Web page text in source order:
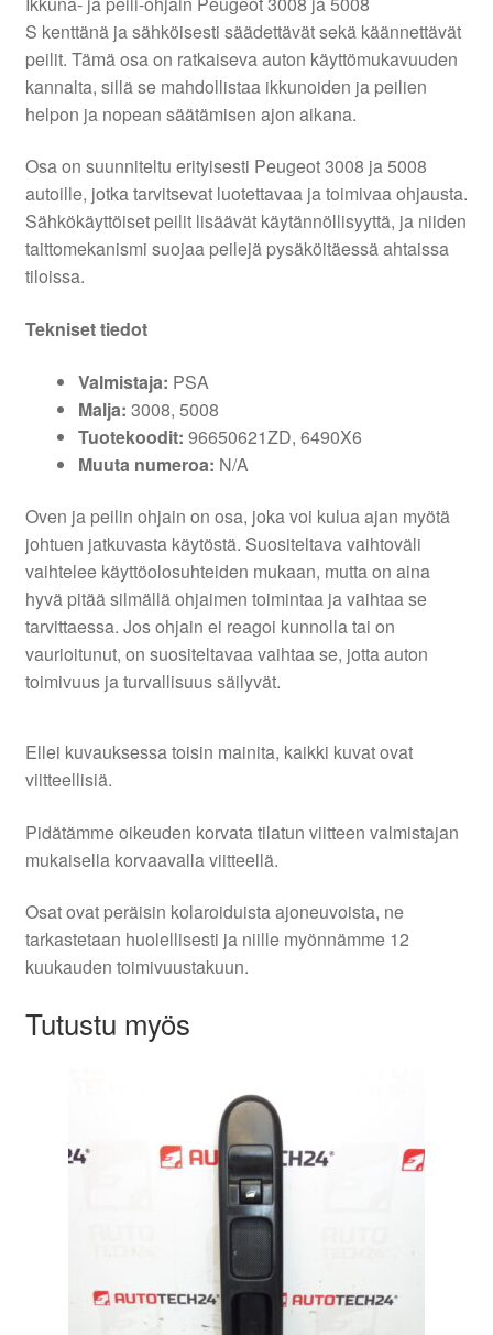
S kenttänä ja sähköisesti säädettävät sekä käännettävät
peilit. Tämä osa on ratkaiseva auton käyttömukavuuden
kannalta, sillä se mahdollistaa ikkunoiden ja peilien
helpon ja nopean säätämisen ajon aikana.
Osa on suunniteltu erityisesti Peugeot 3008 ja 5008
autoille, jotka tarvitsevat luotettavaa ja toimivaa ohjausta.
Sähkökäyttöiset peilit lisäävät käytännöllisyyttä, ja niiden
taittomekanismi suojaa peilejä pysäköitäessä ahtaissa
tiloissa.
Tekniset tiedot
Valmistaja: PSA
Malja: 3008, 5008
Tuotekoodit: 96650621ZD, 6490X6
Muuta numeroa: N/A
Oven ja peilin ohjain on osa, joka voi kulua ajan myötä
johtuen jatkuvasta käytöstä. Suositeltava vaihtoväli
vaihtelee käyttöolosuhteiden mukaan, mutta on aina
hyvä pitää silmällä ohjaimen toimintaa ja vaihtaa se
tarvittaessa. Jos ohjain ei reagoi kunnolla tai on
vaurioitunut, on suositeltavaa vaihtaa se, jotta auton
toimivuus ja turvallisuus säilyvät.
Ellei kuvauksessa toisin mainita, kaikki kuvat ovat
viitteellisiä.
Pidätämme oikeuden korvata tilatun viitteen valmistajan
mukaisella korvaavalla viitteellä.
Osat ovat peräisin kolaroiduista ajoneuvoista, ne
tarkastetaan huolellisesti ja niille myönnämme 12
kuukauden toimivuustakuun.
Tutustu myös